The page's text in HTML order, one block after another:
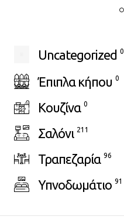
Uncategorized 0
Έπιπλα κήπου 0
Κουζίνα 0
Σαλόνι 211
Τραπεζαρία 96
Υπνοδωμάτιο 91